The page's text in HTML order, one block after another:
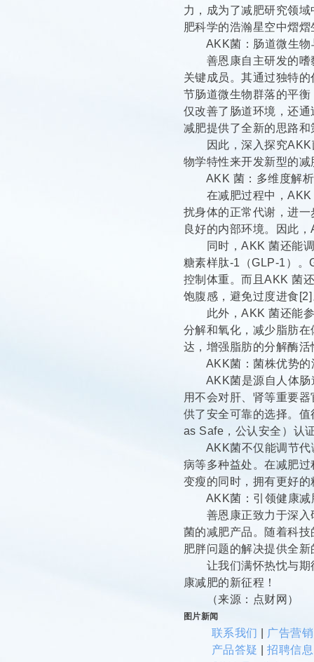
力，成为了减肥研究领
肥科学的浩瀚星空中熠熠
AKK菌：肠道微生
善恩康自主研发的嗜
关键成员。其通过独特
节肠道微生物群落的平
仅改善了肠道环境，还
减肥提供了全新的思路和
因此，深入探究AKK
物学特性来开发新型的
AKK 菌：多维度解
在减肥过程中，AKK
扰身体的正常代谢，进
良好的内部环境。因此
同时，AKK 菌还能调
糖素样肽-1（GLP-1）。
控制体重。而且AKK 菌
饱腹感，避免过度进食
此外，AKK 菌还能参
分解和氧化，减少脂肪
达，增强脂肪的分解酶
AKK菌：菌株优势的
AKK菌是源自人体肠
用不会对肝、肾等重要
供了安全可靠的选择。
as Safe，公认安全）认
AKK菌不仅能调节代
病等多种益处。在减肥
变瘦的同时，拥有更好
AKK菌：引领健康减
善恩康正致力于深入
菌的减肥产品。随着科
肥胖问题的解决提供全
让我们满怀热忱与期
康减肥的新征程！
（来源：点财网）
图片新闻
联系我们
广告营销
产品答疑
招聘信息